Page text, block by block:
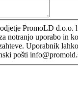
PromoLD d.o.o.
notranjo uporabo in
Uporabnik
pošti